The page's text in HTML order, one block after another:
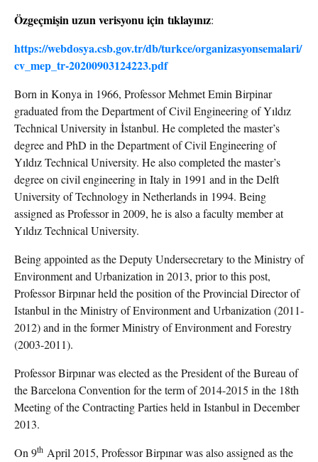
Özgeçmişin uzun verisyonu için tıklayınız:
https://webdosya.csb.gov.tr/db/turkce/organizasyonsemalari/
cv_mep_tr-20200903124223.pdf
Born in Konya in 1966, Professor Mehmet Emin Birpinar
graduated from the Department of Civil Engineering of Yıldız
Technical University in İstanbul. He completed the master’s
degree and PhD in the Department of Civil Engineering of
Yıldız Technical University. He also completed the master’s
degree on civil engineering in Italy in 1991 and in the Delft
University of Technology in Netherlands in 1994. Being
assigned as Professor in 2009, he is also a faculty member at
Yıldız Technical University.
Being appointed as the Deputy Undersecretary to the Ministry of
Environment and Urbanization in 2013, prior to this post,
Professor Birpınar held the position of the Provincial Director of
Istanbul in the Ministry of Environment and Urbanization (2011-
2012) and in the former Ministry of Environment and Forestry
(2003-2011).
Professor Birpınar was elected as the President of the Bureau of
the Barcelona Convention for the term of 2014-2015 in the 18th
Meeting of the Contracting Parties held in Istanbul in December
2013.
On 9th April 2015, Professor Birpınar was also assigned as the